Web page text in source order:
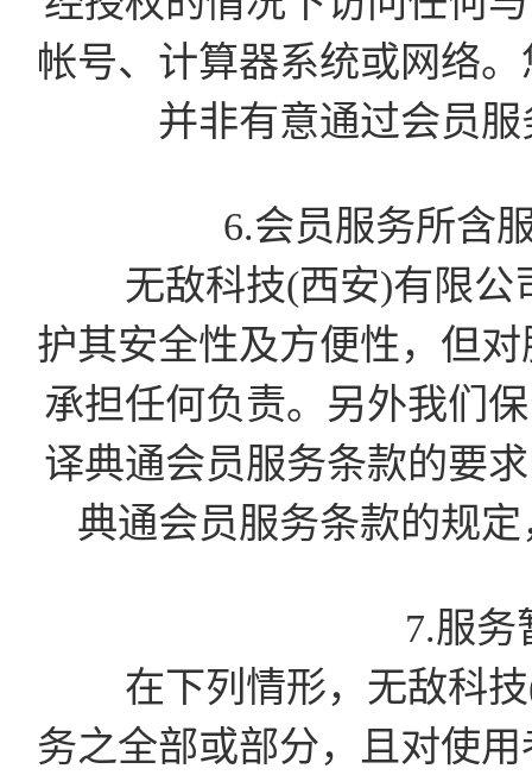
帐号、计算器系统或网络
并非有意通过会员
6.会员服务所含
无敌科技(西安)有限公
护其安全性及方便性，但
承担任何负责。另外我们
译典通会员服务条款的要
典通会员服务条款的规
7.服务
在下列情形，无敌科技(
务之全部或部分，且对使